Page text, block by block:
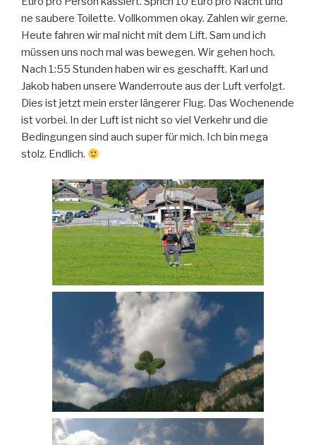
ne saubere Toilette. Vollkommen okay. Zahlen wir gerne.
Heute fahren wir mal nicht mit dem Lift. Sam und ich
müssen uns noch mal was bewegen. Wir gehen hoch.
Nach 1:55 Stunden haben wir es geschafft. Karl und
Jakob haben unsere Wanderroute aus der Luft verfolgt.
Dies ist jetzt mein erster längerer Flug. Das Wochenende
ist vorbei. In der Luft ist nicht so viel Verkehr und die
Bedingungen sind auch super für mich. Ich bin mega
stolz. Endlich.